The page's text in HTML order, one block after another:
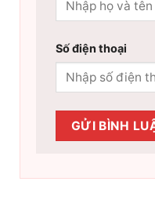
Số điện thoại